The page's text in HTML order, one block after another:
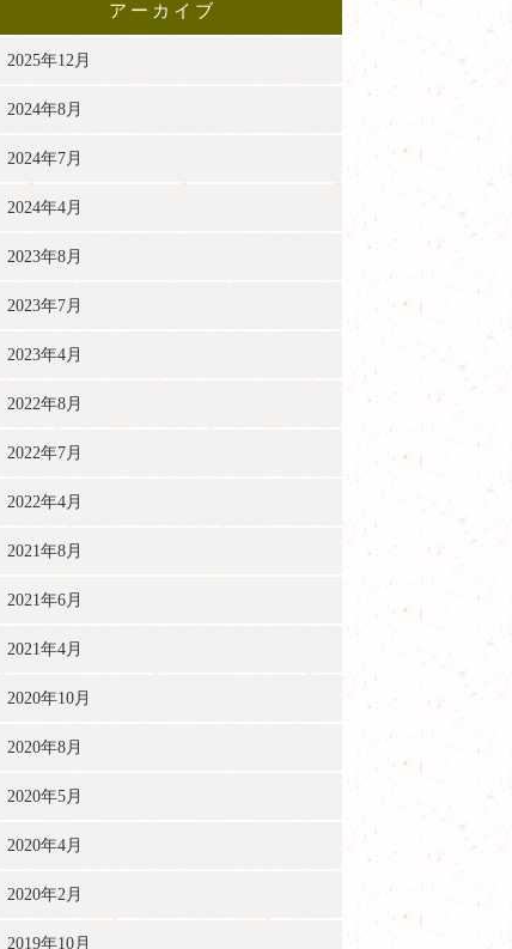
アーカイブ
2025年12月
2024年8月
2024年7月
2024年4月
2023年8月
2023年7月
2023年4月
2022年8月
2022年7月
2022年4月
2021年8月
2021年6月
2021年4月
2020年10月
2020年8月
2020年5月
2020年4月
2020年2月
2019年10月